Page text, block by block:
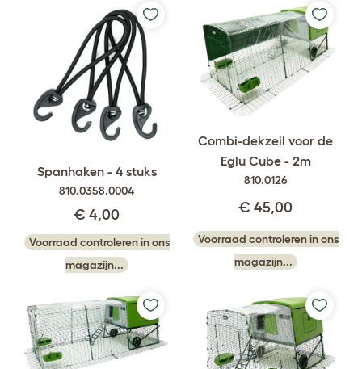
Spanhaken - 4 stuks
810.0358.0004
€ 4,00
Voorraad controleren in ons
magazijn...
Combi-dekzeil voor de
Eglu Cube - 2m
810.0126
€ 45,00
Voorraad controleren in ons
magazijn...